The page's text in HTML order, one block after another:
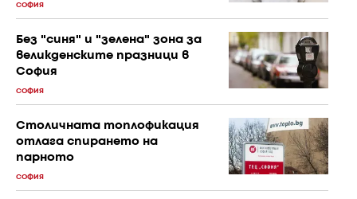
СОФИЯ
Без "синя" и "зелена" зона за
великденските празници в
София
СОФИЯ
Столичната топлофикация
отлага спирането на
парното
СОФИЯ